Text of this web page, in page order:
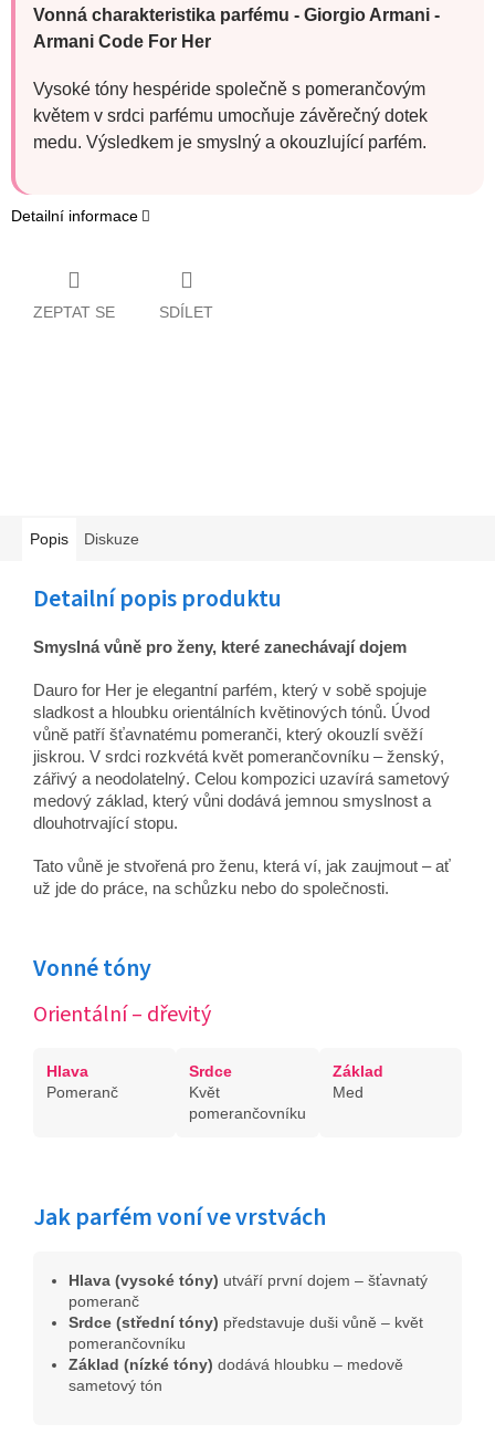
Vonná charakteristika parfému - Giorgio Armani -
Armani Code For Her
Vysoké tóny hespéride společně s pomerančovým
květem v srdci parfému umocňuje závěrečný dotek
medu. Výsledkem je smyslný a okouzlující parfém.
Detailní informace
ZEPTAT SE SDÍLET
Popis Diskuze
Detailní popis produktu
Smyslná vůně pro ženy, které zanechávají dojem
Dauro for Her je elegantní parfém, který v sobě spojuje
sladkost a hloubku orientálních květinových tónů. Úvod
vůně patří šťavnatému pomeranči, který okouzlí svěží
jiskrou. V srdci rozkvétá květ pomerančovníku – ženský,
zářivý a neodolatelný. Celou kompozici uzavírá sametový
medový základ, který vůni dodává jemnou smyslnost a
dlouhotrvající stopu.
Tato vůně je stvořená pro ženu, která ví, jak zaujmout – ať
už jde do práce, na schůzku nebo do společnosti.
Vonné tóny
Orientální – dřevitý
Hlava
Pomeranč
Srdce
Květ
pomerančovníku
Základ
Med
Jak parfém voní ve vrstvách
Hlava (vysoké tóny) utváří první dojem – šťavnatý
pomeranč
Srdce (střední tóny) představuje duši vůně – květ
pomerančovníku
Základ (nízké tóny) dodává hloubku – medově
sametový tón